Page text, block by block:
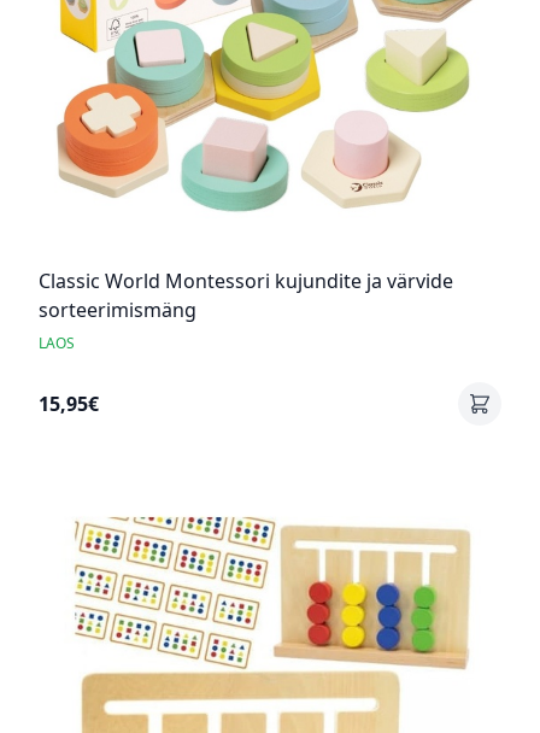
Classic World Montessori kujundite ja värvide
sorteerimismäng
LAOS
15,95€